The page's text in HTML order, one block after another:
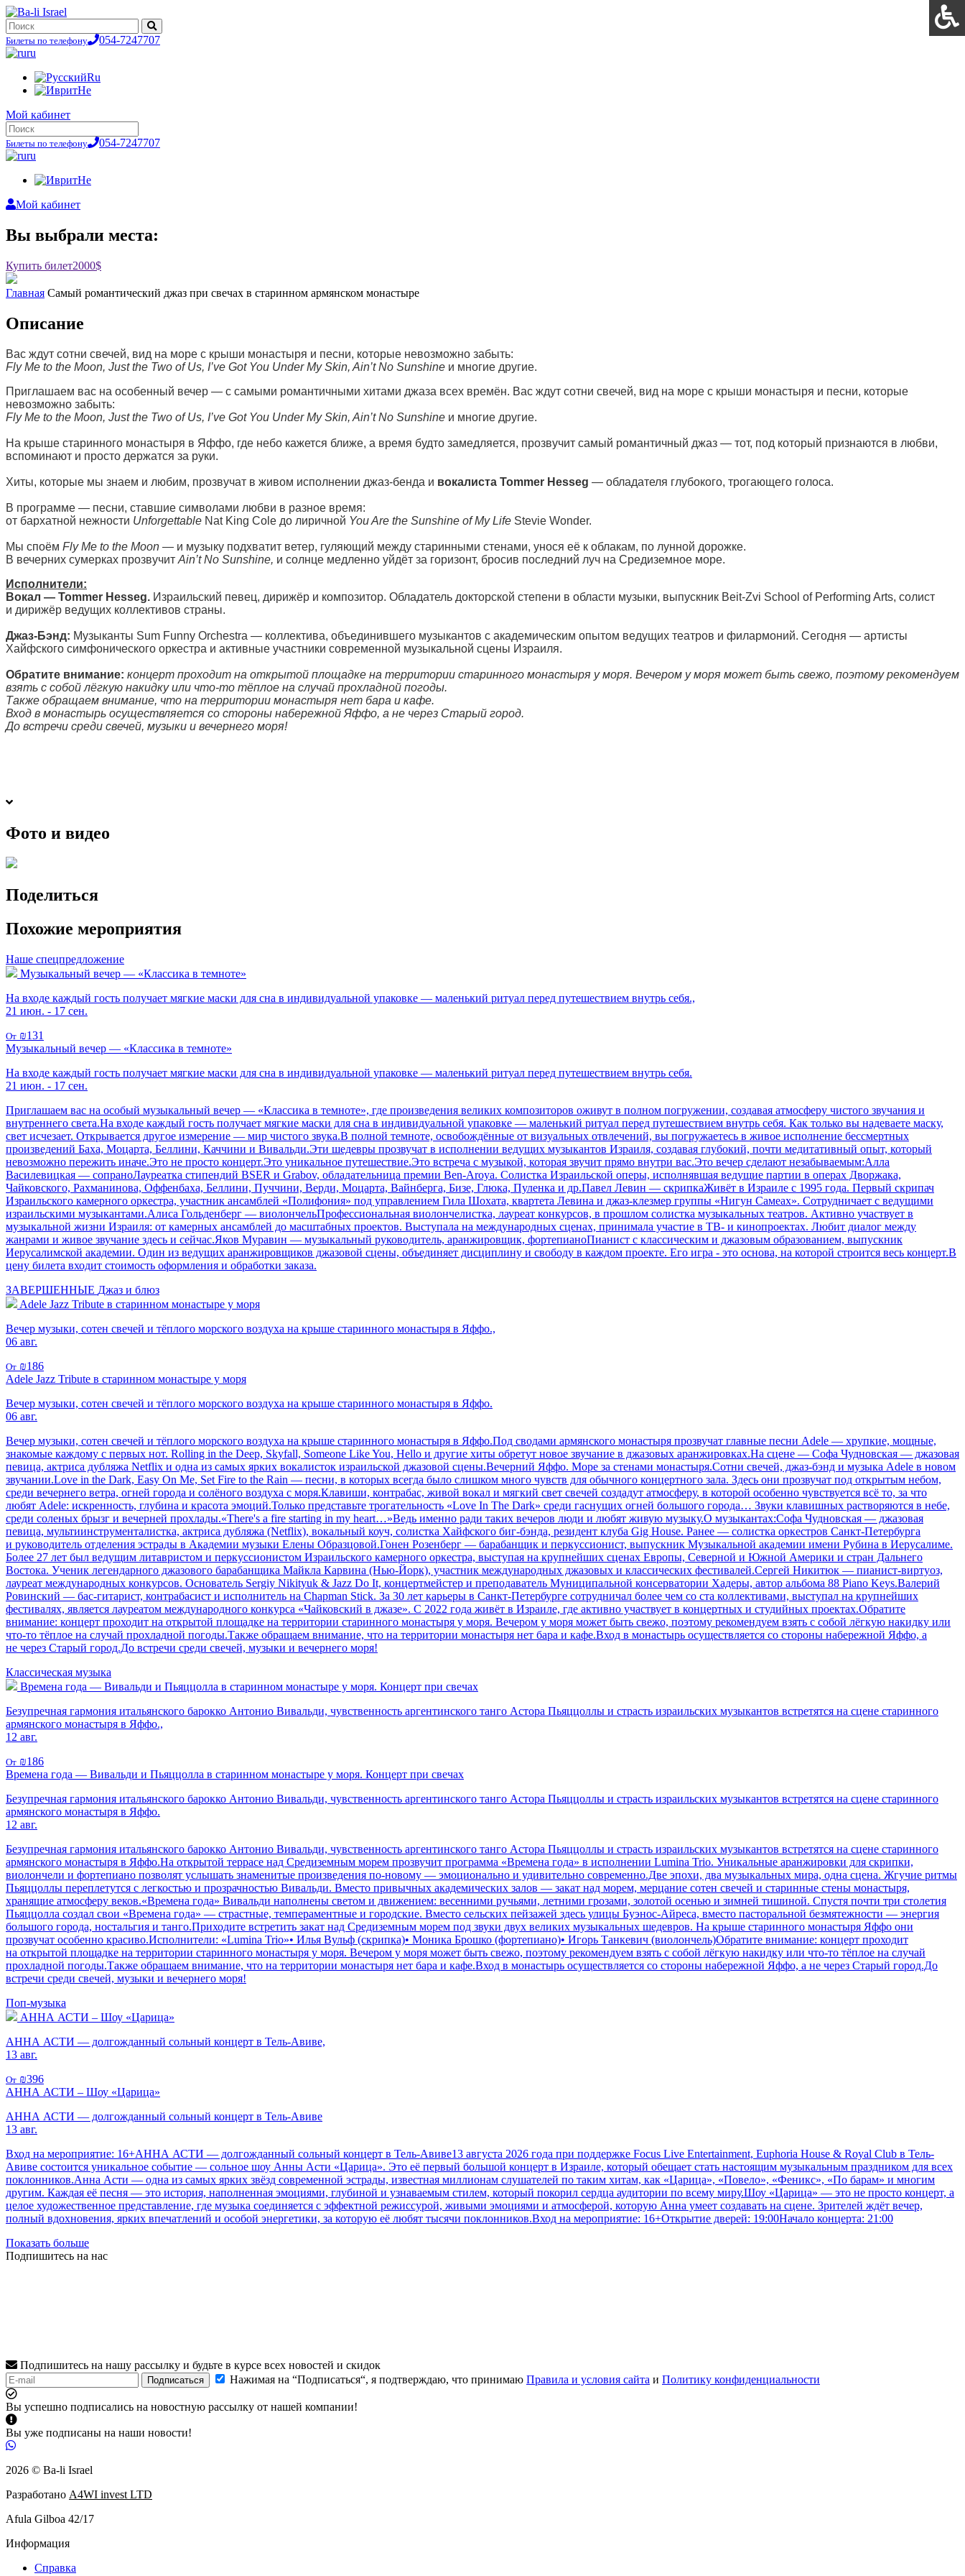
Билеты по телефону
054-7247707
ru
Ru
He
Мой кабинет
Билеты по телефону
054-7247707
ru
He
Мой кабинет
Вы выбрали места:
Купить билет2000$
Главная Самый романтический джаз при свечах в старинном армянском монастыре
Описание
Вас ждут сотни свечей, вид на море с крыши монастыря и песни, которые невозможно забыть:
Fly Me to the Moon, Just the Two of Us, I’ve Got You Under My Skin, Ain’t No Sunshine и многие другие.
Приглашаем вас на особенный вечер — с самыми романтичными хитами джаза всех времён. Вас ждут сотни свечей, вид на море с крыши монастыря и песни, которые
невозможно забыть:
Fly Me to the Moon, Just the Two of Us, I’ve Got You Under My Skin, Ain’t No Sunshine и многие другие.
На крыше старинного монастыря в Яффо, где небо кажется ближе, а время будто замедляется, прозвучит самый романтичный джаз — тот, под который признаются в любви,
вспоминают и просто держатся за руки.
Хиты, которые мы знаем и любим, прозвучат в живом исполнении джаз-бенда и вокалиста Tommer Hesseg — обладателя глубокого, трогающего голоса.
В программе — песни, ставшие символами любви в разное время:
от бархатной нежности Unforgettable Nat King Cole до лиричной You Are the Sunshine of My Life Stevie Wonder.
Мы споём Fly Me to the Moon — и музыку подхватит ветер, гуляющий между старинными стенами, унося её к облакам, по лунной дорожке.
В вечерних сумерках прозвучит Ain’t No Sunshine, и солнце медленно уйдёт за горизонт, бросив последний луч на Средиземное море.
Исполнители:
Вокал — Tommer Hesseg. Израильский певец, дирижёр и композитор. Обладатель докторской степени в области музыки, выпускник Beit-Zvi School of Performing Arts, солист
и дирижёр ведущих коллективов страны.
Джаз-Бэнд: Музыканты Sum Funny Orchestra — коллектива, объединившего музыкантов с академическим опытом ведущих театров и филармоний. Сегодня — артисты
Хайфского симфонического оркестра и активные участники современной музыкальной сцены Израиля.
Обратите внимание: концерт проходит на открытой площадке на территории старинного монастыря у моря. Вечером у моря может быть свежо, поэтому рекомендуем
взять с собой лёгкую накидку или что-то тёплое на случай прохладной погоды.
Также обращаем внимание, что на территории монастыря нет бара и кафе.
Вход в монастырь осуществляется со стороны набережной Яффо, а не через Старый город.
До встречи среди свечей, музыки и вечернего моря!
Фото и видео
Поделиться
Похожие мероприятия
Наше спецпредложение
Музыкальный вечер — «Классика в темноте»
На входе каждый гость получает мягкие маски для сна в индивидуальной упаковке — маленький ритуал перед путешествием внутрь себя.,
21 июн. - 17 сен.
От ₪131
Музыкальный вечер — «Классика в темноте»
На входе каждый гость получает мягкие маски для сна в индивидуальной упаковке — маленький ритуал перед путешествием внутрь себя.
21 июн. - 17 сен.
Приглашаем вас на особый музыкальный вечер — «Классика в темноте», где произведения великих композиторов оживут в полном погружении, создавая атмосферу чистого звучания и
внутреннего света.На входе каждый гость получает мягкие маски для сна в индивидуальной упаковке — маленький ритуал перед путешествием внутрь себя. Как только вы надеваете маску,
свет исчезает. Открывается другое измерение — мир чистого звука.В полной темноте, освобождённые от визуальных отвлечений, вы погружаетесь в живое исполнение бессмертных
произведений Баха, Моцарта, Беллини, Каччини и Вивальди.Эти шедевры прозвучат в исполнении ведущих музыкантов Израиля, создавая глубокий, почти медитативный опыт, который
невозможно пережить иначе.Это не просто концерт.Это уникальное путешествие.Это встреча с музыкой, которая звучит прямо внутри вас.Это вечер сделают незабываемым:Алла
Василевицкая — сопраноЛауреатка стипендий BSER и Grabov, обладательница премии Ben-Aroya. Солистка Израильской оперы, исполнявшая ведущие партии в операх Дворжака,
Чайковского, Рахманинова, Оффенбаха, Беллини, Пуччини, Верди, Моцарта, Вайнберга, Бизе, Глюка, Пуленка и др.Павел Левин — скрипкаЖивёт в Израиле с 1995 года. Первый скрипач
Израильского камерного оркестра, участник ансамблей «Полифония» под управлением Гила Шохата, квартета Левина и джаз-клезмер группы «Нигун Самеах». Сотрудничает с ведущими
израильскими музыкантами.Алиса Гольденберг — виолончельПрофессиональная виолончелистка, лауреат конкурсов, в прошлом солистка музыкальных театров. Активно участвует в
музыкальной жизни Израиля: от камерных ансамблей до масштабных проектов. Выступала на международных сценах, принимала участие в ТВ- и кинопроектах. Любит диалог между
жанрами и живое звучание здесь и сейчас.Яков Муравин — музыкальный руководитель, аранжировщик, фортепианоПианист с классическим и джазовым образованием, выпускник
Иерусалимской академии. Один из ведущих аранжировщиков джазовой сцены, объединяет дисциплину и свободу в каждом проекте. Его игра - это основа, на которой строится весь концерт.В
цену билета входит стоимость оформления и обработки заказа.
ЗАВЕРШЕННЫЕ Джаз и блюз
Adele Jazz Tribute в старинном монастыре у моря
Вечер музыки, сотен свечей и тёплого морского воздуха на крыше старинного монастыря в Яффо.,
06 авг.
От ₪186
Adele Jazz Tribute в старинном монастыре у моря
Вечер музыки, сотен свечей и тёплого морского воздуха на крыше старинного монастыря в Яффо.
06 авг.
Вечер музыки, сотен свечей и тёплого морского воздуха на крыше старинного монастыря в Яффо.Под сводами армянского монастыря прозвучат главные песни Adele — хрупкие, мощные,
знакомые каждому с первых нот. Rolling in the Deep, Skyfall, Someone Like You, Hello и другие хиты обретут новое звучание в джазовых аранжировках.На сцене — Софа Чудновская — джазовая
певица, актриса дубляжа Netflix и одна из самых ярких вокалисток израильской джазовой сцены.Вечерний Яффо. Море за стенами монастыря.Сотни свечей, джаз-бэнд и музыка Adele в новом
звучании.Love in the Dark, Easy On Me, Set Fire to the Rain — песни, в которых всегда было слишком много чувств для обычного концертного зала. Здесь они прозвучат под открытым небом,
среди вечернего ветра, огней города и солёного воздуха с моря.Клавиши, контрабас, живой вокал и мягкий свет свечей создадут атмосферу, в которой особенно чувствуется всё то, за что
любят Adele: искренность, глубина и красота эмоций.Только представьте трогательность «Love In The Dark» среди гаснущих огней большого города… Звуки клавишных растворяются в небе,
среди соленых брызг и вечерней прохлады.«There's a fire starting in my heart…»Ведь именно ради таких вечеров люди и любят живую музыку.О музыкантах:Софа Чудновская — джазовая
певица, мультиинструменталистка, актриса дубляжа (Netflix), вокальный коуч, солистка Хайфского биг-бэнда, резидент клуба Gig House. Ранее — солистка оркестров Санкт-Петербурга
и руководитель отделения эстрады в Академии музыки Елены Образцовой.Гонен Розенберг — барабанщик и перкуссионист, выпускник Музыкальной академии имени Рубина в Иерусалиме.
Более 27 лет был ведущим литавристом и перкуссионистом Израильского камерного оркестра, выступая на крупнейших сценах Европы, Северной и Южной Америки и стран Дальнего
Востока. Ученик легендарного джазового барабанщика Майкла Карвина (Нью-Йорк), участник международных джазовых и классических фестивалей.Сергей Никитюк — пианист-виртуоз,
лауреат международных конкурсов. Основатель Sergiy Nikityuk & Jazz Do It, концертмейстер и преподаватель Муниципальной консерватории Хадеры, автор альбома 88 Piano Keys.Валерий
Ровинский — бас-гитарист, контрабасист и исполнитель на Chapman Stick. За 30 лет карьеры в Санкт-Петербурге сотрудничал более чем со ста коллективами, выступал на крупнейших
фестивалях, является лауреатом международного конкурса «Чайковский в джазе». С 2022 года живёт в Израиле, где активно участвует в концертных и студийных проектах.Обратите
внимание: концерт проходит на открытой площадке на территории старинного монастыря у моря. Вечером у моря может быть свежо, поэтому рекомендуем взять с собой лёгкую накидку или
что-то тёплое на случай прохладной погоды.Также обращаем внимание, что на территории монастыря нет бара и кафе.Вход в монастырь осуществляется со стороны набережной Яффо, а
не через Старый город.До встречи среди свечей, музыки и вечернего моря!
Классическая музыка
Времена года — Вивальди и Пьяццолла в старинном монастыре у моря. Концерт при свечах
Безупречная гармония итальянского барокко Антонио Вивальди, чувственность аргентинского танго Астора Пьяццоллы и страсть израильских музыкантов встретятся на сцене старинного
армянского монастыря в Яффо.,
12 авг.
От ₪186
Времена года — Вивальди и Пьяццолла в старинном монастыре у моря. Концерт при свечах
Безупречная гармония итальянского барокко Антонио Вивальди, чувственность аргентинского танго Астора Пьяццоллы и страсть израильских музыкантов встретятся на сцене старинного
армянского монастыря в Яффо.
12 авг.
Безупречная гармония итальянского барокко Антонио Вивальди, чувственность аргентинского танго Астора Пьяццоллы и страсть израильских музыкантов встретятся на сцене старинного
армянского монастыря в Яффо.На открытой террасе над Средиземным морем прозвучит программа «Времена года» в исполнении Lumina Trio. Уникальные аранжировки для скрипки,
виолончели и фортепиано позволят услышать знаменитые произведения по-новому — эмоционально и удивительно современно.Две эпохи, два музыкальных мира, одна сцена. Жгучие ритмы
Пьяццоллы переплетутся с легкостью и прозрачностью Вивальди. Вместо привычных академических залов — закат над морем, мерцание сотен свечей и старинные стены монастыря,
хранящие атмосферу веков.«Времена года» Вивальди наполнены светом и движением: весенними ручьями, летними грозами, золотой осенью и зимней тишиной. Спустя почти три столетия
Пьяццолла создал свои «Времена года» — страстные, темпераментные и городские. Вместо сельских пейзажей здесь улицы Буэнос-Айреса, вместо пасторальной безмятежности — энергия
большого города, ностальгия и танго.Приходите встретить закат над Средиземным морем под звуки двух великих музыкальных шедевров. На крыше старинного монастыря Яффо они
прозвучат особенно красиво.Исполнители: «Lumina Trio»• Илья Вульф (скрипка)• Моника Брошко (фортепиано)• Игорь Танкевич (виолончель)Обратите внимание: концерт проходит
на открытой площадке на территории старинного монастыря у моря. Вечером у моря может быть свежо, поэтому рекомендуем взять с собой лёгкую накидку или что-то тёплое на случай
прохладной погоды.Также обращаем внимание, что на территории монастыря нет бара и кафе.Вход в монастырь осуществляется со стороны набережной Яффо, а не через Старый город.До
встречи среди свечей, музыки и вечернего моря!
Поп-музыка
АННА АСТИ – Шоу «Царица»
АННА АСТИ — долгожданный сольный концерт в Тель-Авиве,
13 авг.
От ₪396
АННА АСТИ – Шоу «Царица»
АННА АСТИ — долгожданный сольный концерт в Тель-Авиве
13 авг.
Вход на мероприятие: 16+АННА АСТИ — долгожданный сольный концерт в Тель-Авиве13 августа 2026 года при поддержке Focus Live Entertainment, Euphoria House & Royal Club в Тель-
Авиве состоится уникальное событие — сольное шоу Анны Асти «Царица». Это её первый большой концерт в Израиле, который обещает стать настоящим музыкальным праздником для всех
поклонников.Анна Асти — одна из самых ярких звёзд современной эстрады, известная миллионам слушателей по таким хитам, как «Царица», «Повело», «Феникс», «По барам» и многим
другим. Каждая её песня — это история, наполненная эмоциями, глубиной и узнаваемым стилем, который покорил сердца аудитории по всему миру.Шоу «Царица» — это не просто концерт, а
целое художественное представление, где музыка соединяется с эффектной режиссурой, живыми эмоциями и атмосферой, которую Анна умеет создавать на сцене. Зрителей ждёт вечер,
полный вдохновения, ярких впечатлений и особой энергетики, за которую её любят тысячи поклонников.Вход на мероприятие: 16+Открытие дверей: 19:00Начало концерта: 21:00
Показать больше
Подпишитесь на нас
Подпишитесь на нашу рассылку и будьте в курсе всех новостей и скидок
Подписаться Нажимая на “Подписаться“, я подтверждаю, что принимаю Правила и условия сайта и Политику конфиденциальности
Вы успешно подписались на новостную рассылку от нашей компании!
Вы уже подписаны на наши новости!
2026 © Ba-li Israel
Разработано A4WI invest LTD
Afula Gilboa 42/17
Информация
Справка